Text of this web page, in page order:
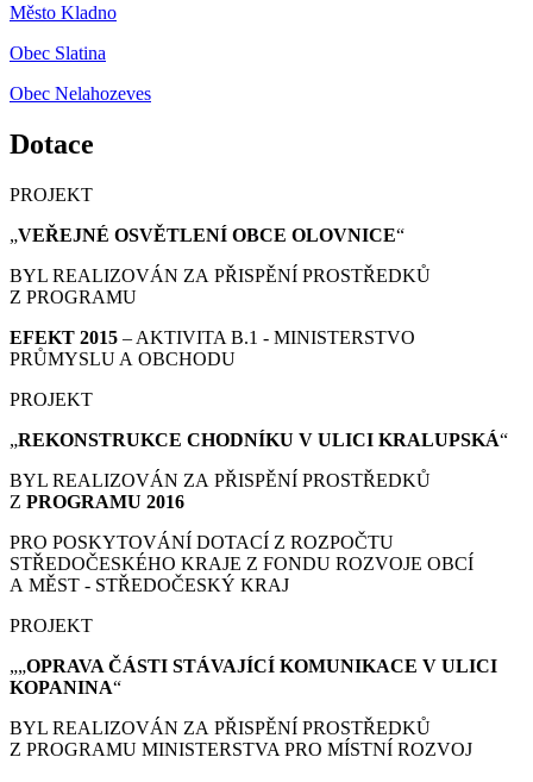
Město Kladno
Obec Slatina
Obec Nelahozeves
Dotace
PROJEKT
„VEŘEJNÉ OSVĚTLENÍ OBCE OLOVNICE“
BYL REALIZOVÁN ZA PŘISPĚNÍ PROSTŘEDKŮ
Z PROGRAMU
EFEKT 2015 – AKTIVITA B.1 - MINISTERSTVO
PRŮMYSLU A OBCHODU
PROJEKT
„REKONSTRUKCE CHODNÍKU V ULICI KRALUPSKÁ“
BYL REALIZOVÁN ZA PŘISPĚNÍ PROSTŘEDKŮ
Z PROGRAMU 2016
PRO POSKYTOVÁNÍ DOTACÍ Z ROZPOČTU
STŘEDOČESKÉHO KRAJE Z FONDU ROZVOJE OBCÍ
A MĚST - STŘEDOČESKÝ KRAJ
PROJEKT
„„OPRAVA ČÁSTI STÁVAJÍCÍ KOMUNIKACE V ULICI
KOPANINA“
BYL REALIZOVÁN ZA PŘISPĚNÍ PROSTŘEDKŮ
Z PROGRAMU MINISTERSTVA PRO MÍSTNÍ ROZVOJ